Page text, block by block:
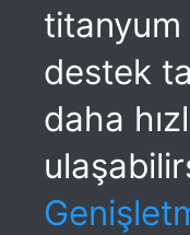
destek
daha